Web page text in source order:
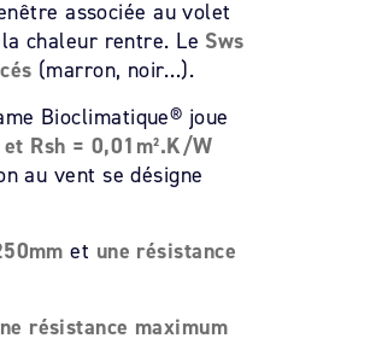
associée au volet
chaleur rentre. Le Sws
(marron, noir…).
Bioclimatique® joue
Rsh = 0,01m².K/W
au vent se désigne
et une résistance
résistance maximum